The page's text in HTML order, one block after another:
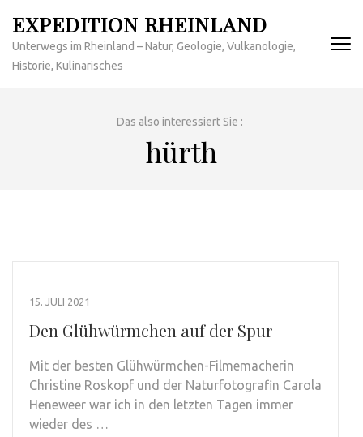
Inhalt
springen
(Enter
EXPEDITION RHEINLAND
Unterwegs im Rheinland – Natur, Geologie, Vulkanologie,
Historie, Kulinarisches
Das also interessiert Sie :
hürth
15. JULI 2021
Den Glühwürmchen auf der Spur
Mit der besten Glühwürmchen-Filmemacherin
Christine Roskopf und der Naturfotografin Carola
Heneweer war ich in den letzten Tagen immer
wieder des …